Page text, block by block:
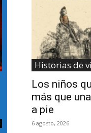
Historias de
Los niños
más que
a pie
6 agosto, 2026